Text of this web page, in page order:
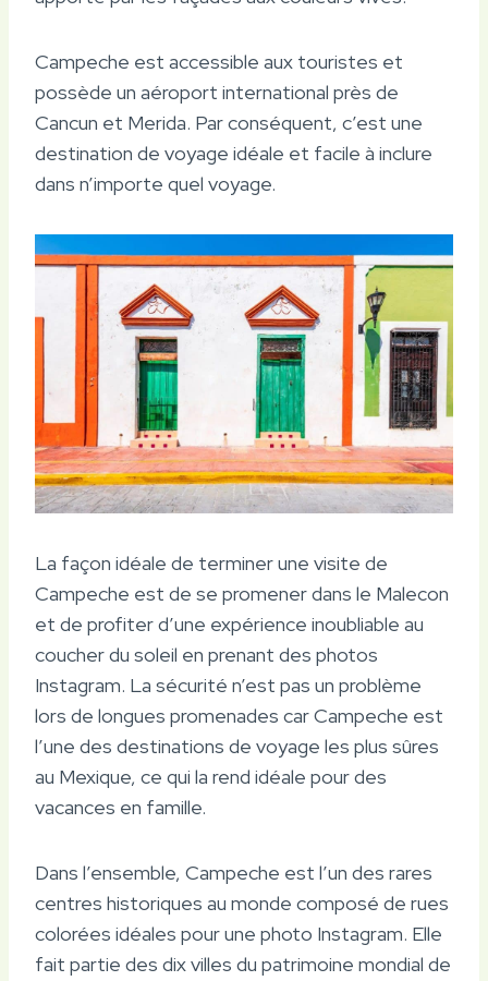
Campeche est accessible aux touristes et
possède un aéroport international près de
Cancun et Merida. Par conséquent, c’est une
destination de voyage idéale et facile à inclure
dans n’importe quel voyage.
La façon idéale de terminer une visite de
Campeche est de se promener dans le Malecon
et de profiter d’une expérience inoubliable au
coucher du soleil en prenant des photos
Instagram. La sécurité n’est pas un problème
lors de longues promenades car Campeche est
l’une des destinations de voyage les plus sûres
au Mexique, ce qui la rend idéale pour des
vacances en famille.
Dans l’ensemble, Campeche est l’un des rares
centres historiques au monde composé de rues
colorées idéales pour une photo Instagram. Elle
fait partie des dix villes du patrimoine mondial de